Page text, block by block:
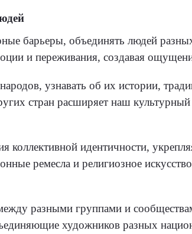
барьеры, объединять людей
и переживания, создавая
узнавать об их истории,
стран расширяет наш культурный
идентичности,
ремесла и религиозное
разными группами и
художников разных